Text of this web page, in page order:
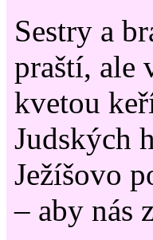
Sestry a
praští, ale
kvetou
Judských
Ježíšovo
– aby nás